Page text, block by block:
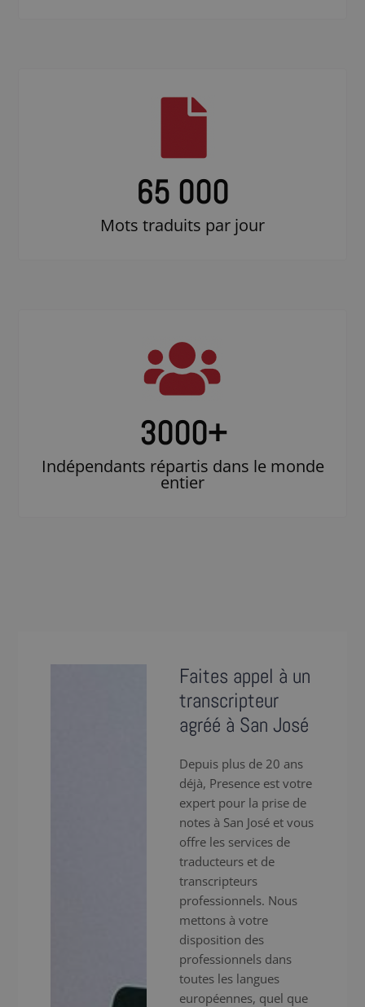
65 000
Mots traduits par jour
3000+
Indépendants répartis dans le monde
entier
Faites appel à un
transcripteur
agréé à San José
Depuis plus de 20 ans
déjà, Presence est votre
expert pour la prise de
notes à San José et vous
offre les services de
traducteurs et de
transcripteurs
professionnels. Nous
mettons à votre
disposition des
professionnels dans
toutes les langues
européennes, quel que